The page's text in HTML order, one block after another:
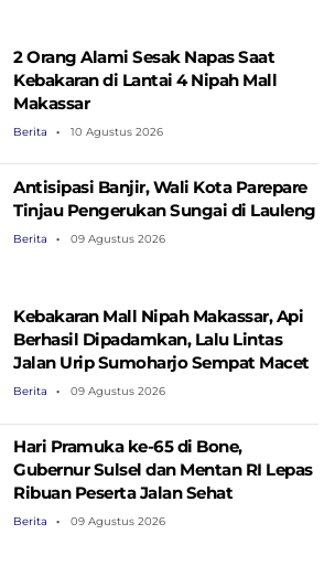
2 Orang Alami Sesak Napas Saat
Kebakaran di Lantai 4 Nipah Mall
Makassar
Berita 10 Agustus 2026
Antisipasi Banjir, Wali Kota Parepare
Tinjau Pengerukan Sungai di Lauleng
Berita 09 Agustus 2026
Kebakaran Mall Nipah Makassar, Api
Berhasil Dipadamkan, Lalu Lintas
Jalan Urip Sumoharjo Sempat Macet
Berita 09 Agustus 2026
Hari Pramuka ke-65 di Bone,
Gubernur Sulsel dan Mentan RI Lepas
Ribuan Peserta Jalan Sehat
Berita 09 Agustus 2026